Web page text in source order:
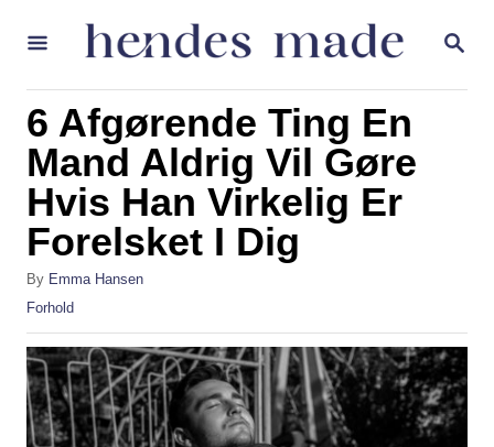
S
A
6 Afgørende Ting En
Mand Aldrig Vil Gøre
Hvis Han Virkelig Er
Forelsket I Dig
By A
u
h
r
Emma Hansen
C
a
t
e
g
o
Forhold